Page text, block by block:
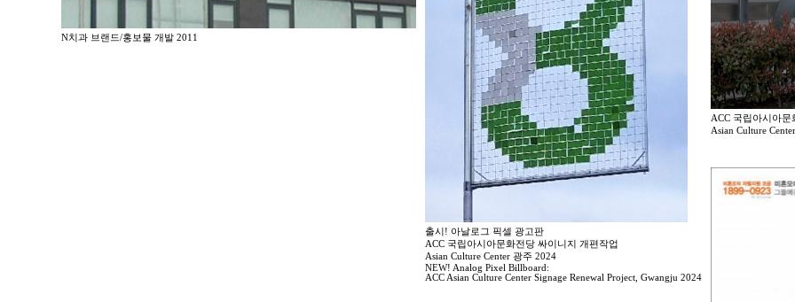
N치과 브랜드/홍보물 개발 2011
출시! 아날로그 픽셀 광고판
ACC 국립아시아문화전당 싸이니지 개편작업
Asian Culture Center 광주 2024
NEW! Analog Pixel Billboard:
ACC Asian Culture Center Signage Renewal Project, Gwangju 2024
ACC 국립아시아
Asian Culture